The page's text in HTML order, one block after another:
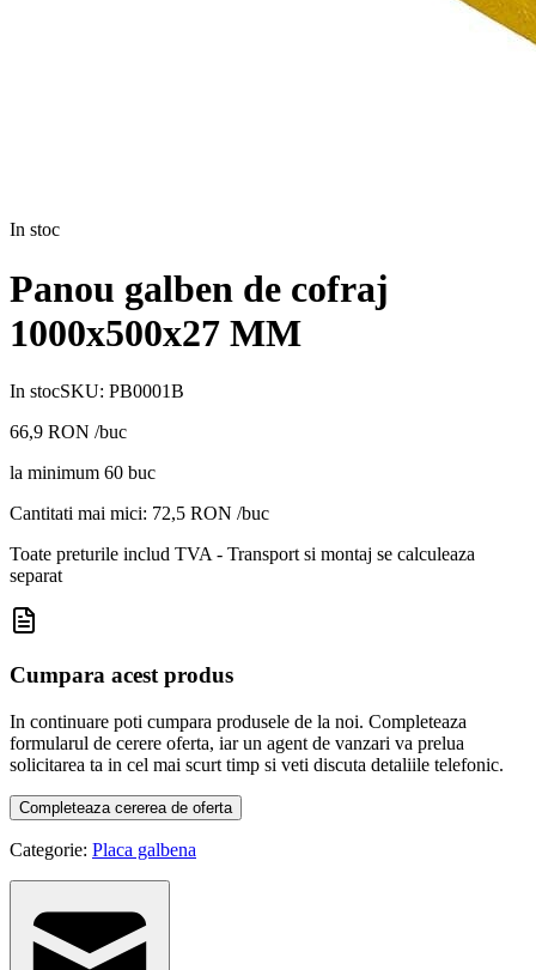
In stoc
Panou galben de cofraj
1000x500x27 MM
In stocSKU: PB0001B
66,9 RON /buc
la minimum 60 buc
Cantitati mai mici: 72,5 RON /buc
Toate preturile includ TVA - Transport si montaj se calculeaza
separat
Cumpara acest produs
In continuare poti cumpara produsele de la noi. Completeaza
formularul de cerere oferta, iar un agent de vanzari va prelua
solicitarea ta in cel mai scurt timp si veti discuta detaliile telefonic.
Completeaza cererea de oferta
Categorie: Placa galbena